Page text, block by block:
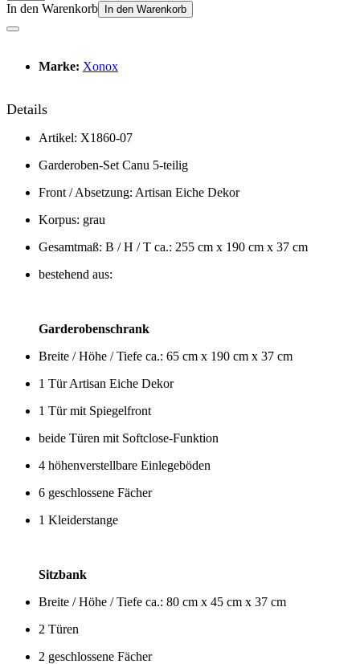
In den Warenkorb In den Warenkorb
Marke: Xonox
Details
Artikel: X1860-07
Garderoben-Set Canu 5-teilig
Front / Absetzung: Artisan Eiche Dekor
Korpus: grau
Gesamtmaß: B / H / T ca.: 255 cm x 190 cm x 37 cm
bestehend aus:
Garderobenschrank
Breite / Höhe / Tiefe ca.: 65 cm x 190 cm x 37 cm
1 Tür Artisan Eiche Dekor
1 Tür mit Spiegelfront
beide Türen mit Softclose-Funktion
4 höhenverstellbare Einlegeböden
6 geschlossene Fächer
1 Kleiderstange
Sitzbank
Breite / Höhe / Tiefe ca.: 80 cm x 45 cm x 37 cm
2 Türen
2 geschlossene Fächer